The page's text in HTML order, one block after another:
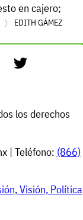
en cajero;
EDITH GÁMEZ
los derechos
| Teléfono: (866)
Visión, Política